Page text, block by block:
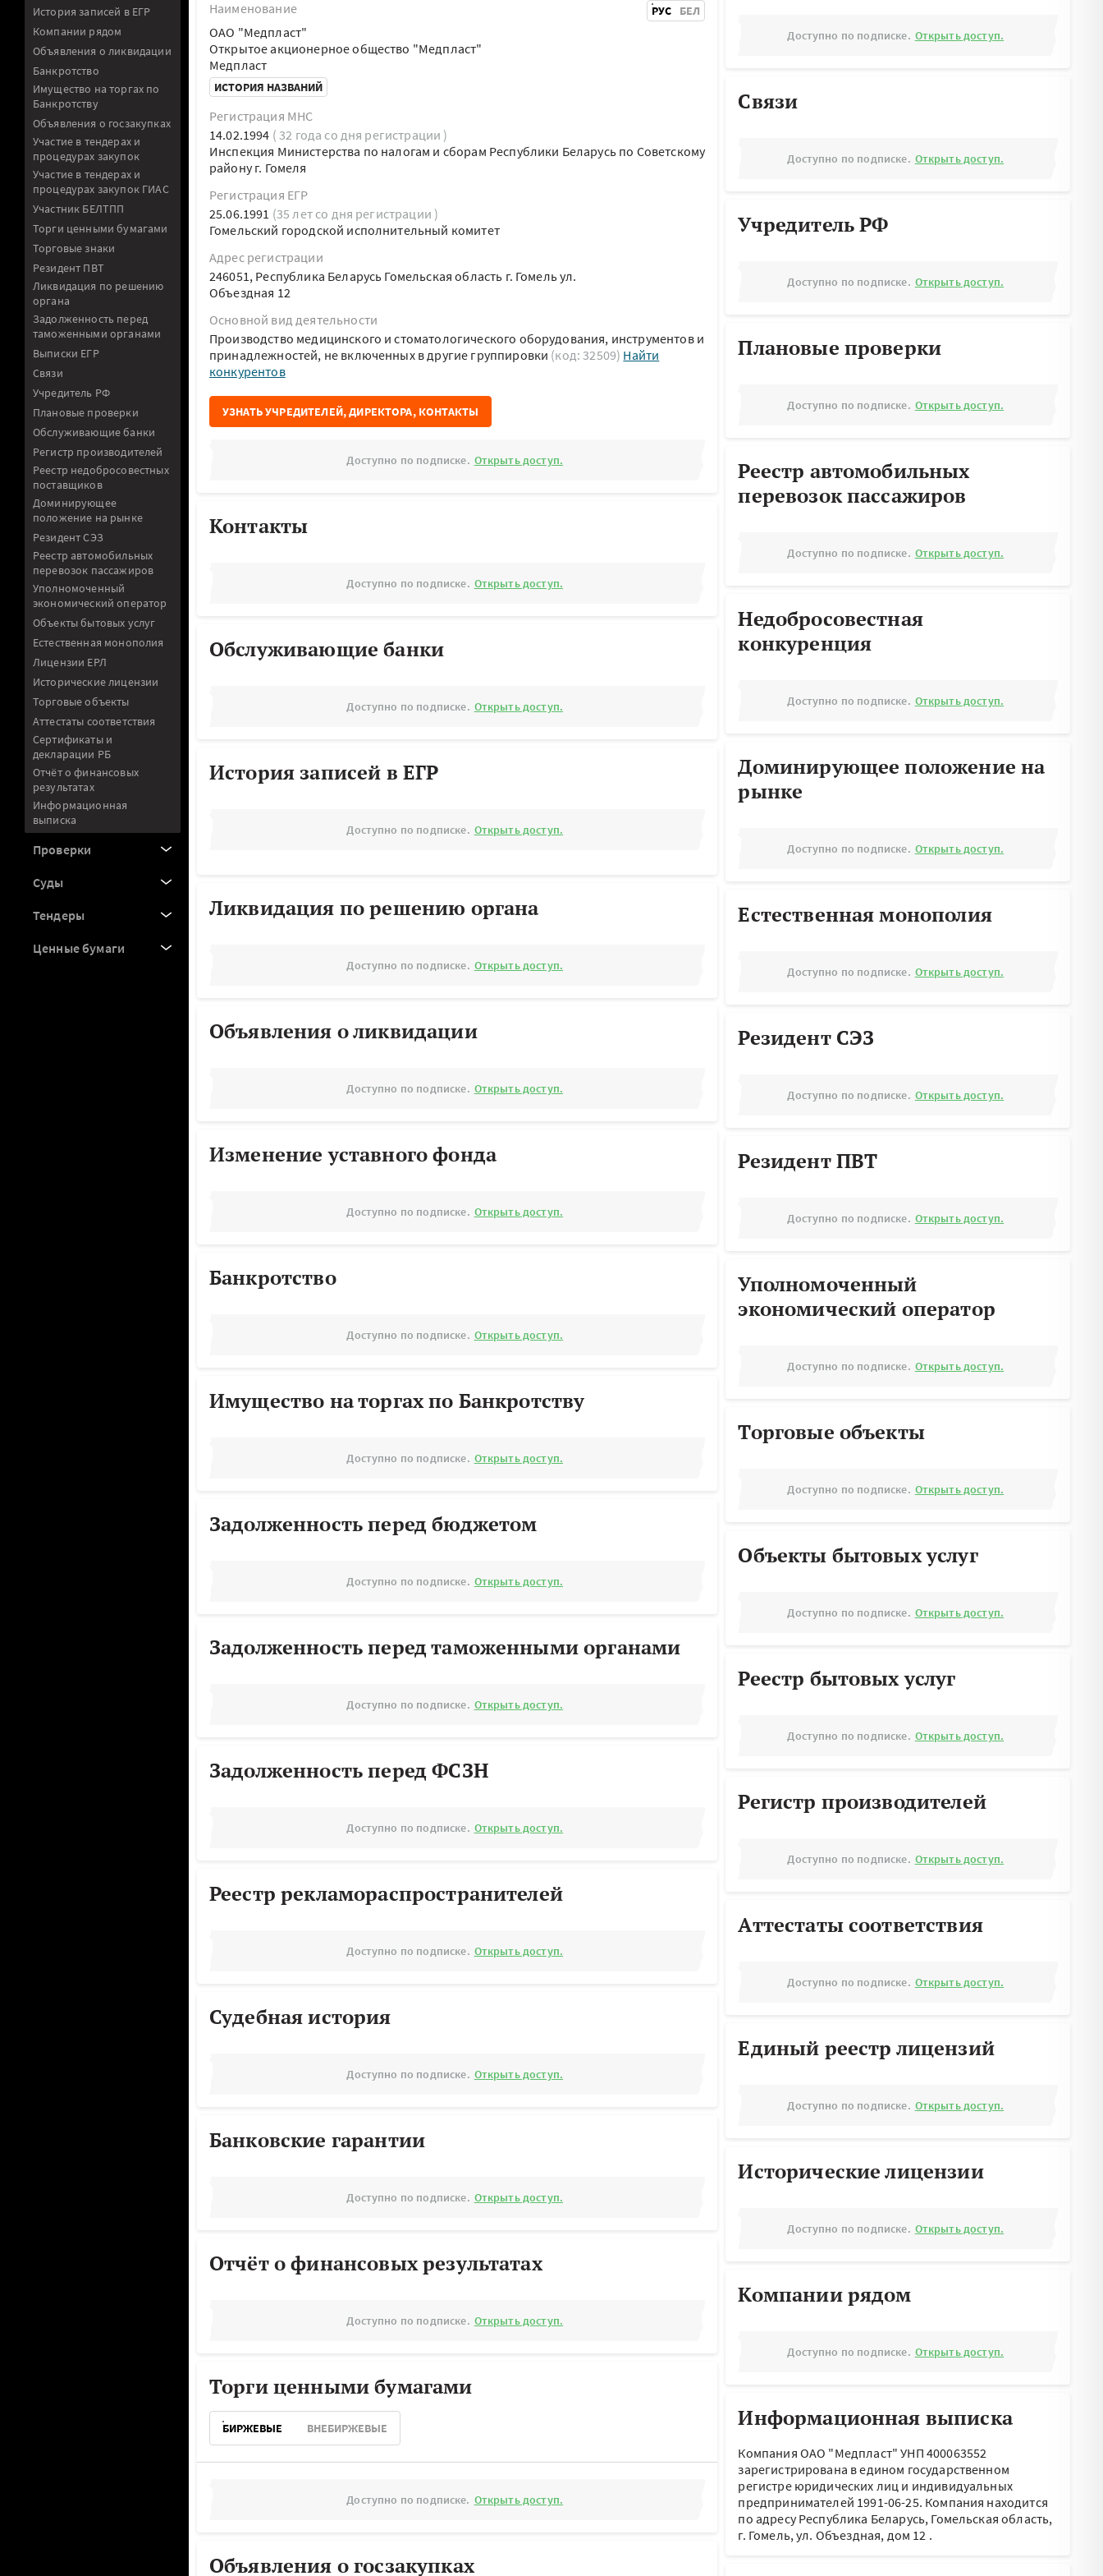
История записей в ЕГР
Компании рядом
Объявления о ликвидации
Банкротство
Имущество на торгах по
Банкротству
Объявления о госзакупках
Участие в тендерах и
процедурах закупок
Участие в тендерах и
процедурах закупок ГИАС
Участник БЕЛТПП
Торги ценными бумагами
Торговые знаки
Резидент ПВТ
Ликвидация по решению
органа
Задолженность перед
таможенными органами
Выписки ЕГР
Связи
Учредитель РФ
Плановые проверки
Обслуживающие банки
Регистр производителей
Реестр недобросовестных
поставщиков
Доминирующее
положение на рынке
Резидент СЭЗ
Реестр автомобильных
перевозок пассажиров
Уполномоченный
экономический оператор
Объекты бытовых услуг
Естественная монополия
Лицензии ЕРЛ
Исторические лицензии
Торговые объекты
Аттестаты соответствия
Сертификаты и
декларации РБ
Отчёт о финансовых
результатах
Информационная
выписка
Проверки
Суды
Тендеры
Ценные бумаги
Наименование
РУС БЕЛ
ОАО "Медпласт"
Открытое акционерное общество "Медпласт"
Медпласт
ИСТОРИЯ НАЗВАНИЙ
Регистрация МНС
14.02.1994 ( 32 года со дня регистрации )
Инспекция Министерства по налогам и сборам Республики Беларусь по Советскому
району г. Гомеля
Регистрация ЕГР
25.06.1991 (35 лет со дня регистрации )
Гомельский городской исполнительный комитет
Адрес регистрации
246051, Республика Беларусь Гомельская область г. Гомель ул.
Объездная 12
Основной вид деятельности
Производство медицинского и стоматологического оборудования, инструментов и
принадлежностей, не включенных в другие группировки (код: 32509) Найти
конкурентов
УЗНАТЬ УЧРЕДИТЕЛЕЙ, ДИРЕКТОРА, КОНТАКТЫ
Доступно по подписке. Открыть доступ.
Контакты
Доступно по подписке. Открыть доступ.
Обслуживающие банки
Доступно по подписке. Открыть доступ.
История записей в ЕГР
Доступно по подписке. Открыть доступ.
Ликвидация по решению органа
Доступно по подписке. Открыть доступ.
Объявления о ликвидации
Доступно по подписке. Открыть доступ.
Изменение уставного фонда
Доступно по подписке. Открыть доступ.
Банкротство
Доступно по подписке. Открыть доступ.
Имущество на торгах по Банкротству
Доступно по подписке. Открыть доступ.
Задолженность перед бюджетом
Доступно по подписке. Открыть доступ.
Задолженность перед таможенными органами
Доступно по подписке. Открыть доступ.
Задолженность перед ФСЗН
Доступно по подписке. Открыть доступ.
Реестр рекламораспространителей
Доступно по подписке. Открыть доступ.
Судебная история
Доступно по подписке. Открыть доступ.
Банковские гарантии
Доступно по подписке. Открыть доступ.
Отчёт о финансовых результатах
Доступно по подписке. Открыть доступ.
Торги ценными бумагами
БИРЖЕВЫЕ ВНЕБИРЖЕВЫЕ
Доступно по подписке. Открыть доступ.
Объявления о госзакупках
Доступно по подписке. Открыть доступ.
Связи
Доступно по подписке. Открыть доступ.
Учредитель РФ
Доступно по подписке. Открыть доступ.
Плановые проверки
Доступно по подписке. Открыть доступ.
Реестр автомобильных
перевозок пассажиров
Доступно по подписке. Открыть доступ.
Недобросовестная
конкуренция
Доступно по подписке. Открыть доступ.
Доминирующее положение на
рынке
Доступно по подписке. Открыть доступ.
Естественная монополия
Доступно по подписке. Открыть доступ.
Резидент СЭЗ
Доступно по подписке. Открыть доступ.
Резидент ПВТ
Доступно по подписке. Открыть доступ.
Уполномоченный
экономический оператор
Доступно по подписке. Открыть доступ.
Торговые объекты
Доступно по подписке. Открыть доступ.
Объекты бытовых услуг
Доступно по подписке. Открыть доступ.
Реестр бытовых услуг
Доступно по подписке. Открыть доступ.
Регистр производителей
Доступно по подписке. Открыть доступ.
Аттестаты соответствия
Доступно по подписке. Открыть доступ.
Единый реестр лицензий
Доступно по подписке. Открыть доступ.
Исторические лицензии
Доступно по подписке. Открыть доступ.
Компании рядом
Доступно по подписке. Открыть доступ.
Информационная выписка
Компания ОАО "Медпласт" УНП 400063552
зарегистрирована в едином государственном
регистре юридических лиц и индивидуальных
предпринимателей 1991-06-25. Компания находится
по адресуРеспублика Беларусь, Гомельская область,
г. Гомель, ул. Объездная, дом 12 .